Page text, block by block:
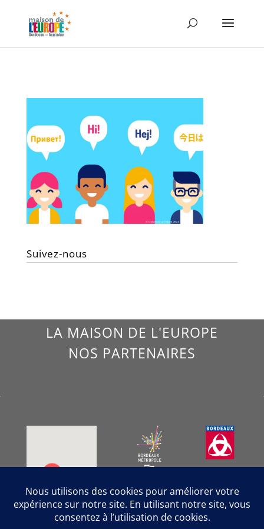
Suivez-nous
LA MAISON DE L'EUROPE
NOS PARTENAIRES